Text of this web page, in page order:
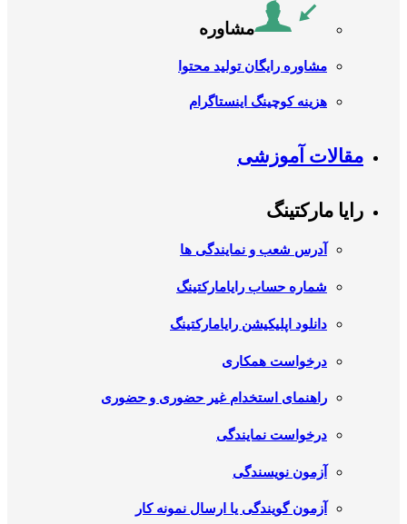
مشاوره
مشاوره رایگان تولید محتوا
هزینه کوچینگ اینستاگرام
مقالات آموزشی
رایا مارکتینگ
آدرس شعب و نمایندگی ها
شماره حساب رایامارکتینگ
دانلود اپلیکیشن رایامارکتینگ
درخواست همکاری
راهنمای استخدام غیر حضوری و حضوری
درخواست نمایندگی
آزمون نویسندگی
آزمون گویندگی یا ارسال نمونه کار